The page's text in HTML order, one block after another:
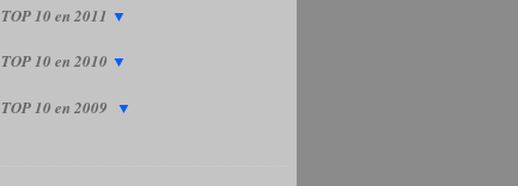
TOP 10 en 2011 ▼
TOP 10 en 2010 ▼
TOP 10 en 2009 ▼